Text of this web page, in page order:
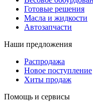
Готовые решения
Масла и жидкости
Автозапчасти
Наши предложения
Распродажа
Новое поступление
Хиты продаж
Помощь и сервисы